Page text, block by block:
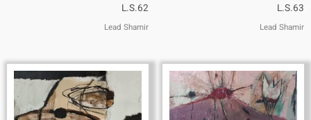
L.S.63
Lead Shamir
L.S.62
Lead Shamir